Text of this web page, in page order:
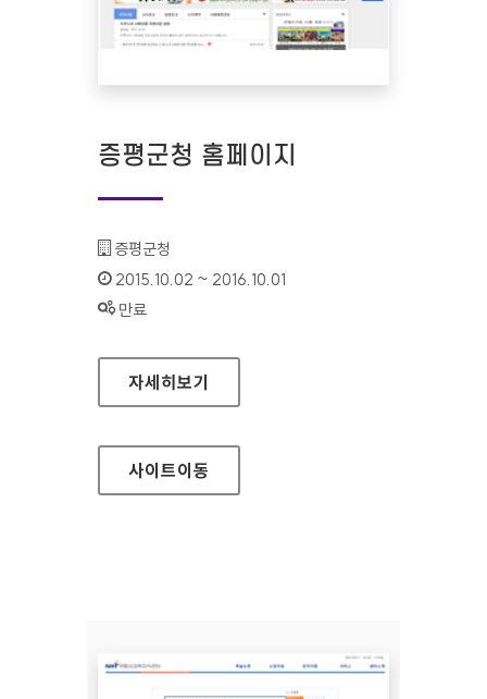
증평군청 홈페이지
기관명 :
증평군청
인증기간 :
2015.10.02 ~ 2016.10.01
상태 :
만료
증평군청 홈페이지
자세히보기
사이트이동